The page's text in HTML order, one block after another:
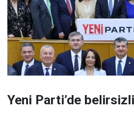
Yeni Parti’de